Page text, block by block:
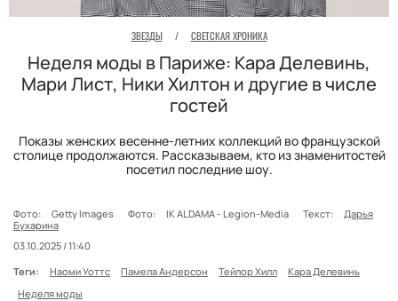
ЗВЕЗДЫ / СВЕТСКАЯ ХРОНИКА
Неделя моды в Париже: Кара Делевинь,
Мари Лист, Ники Хилтон и другие в числе
гостей
Показы женских весенне-летних коллекций во французской
столице продолжаются. Рассказываем, кто из знаменитостей
посетил последние шоу.
Фото: Getty Images Фото: IK ALDAMA - Legion-Media Текст:
Дарья
Бухарина
03.10.2025 / 11:40
Теги:
Наоми Уоттс Памела Андерсон Тейлор Хилл
Кара Делевинь
Неделя моды